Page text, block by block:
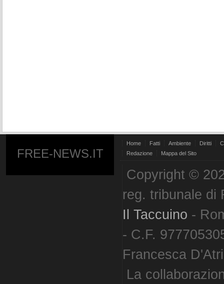
FREE-NEWS.IT
Home Fatti Ambiente Diritti
Redazione
Mappa del Sito
Copyright ©
reg. tribunale di
Il Taccuino -
- C.F.
Francesca
La